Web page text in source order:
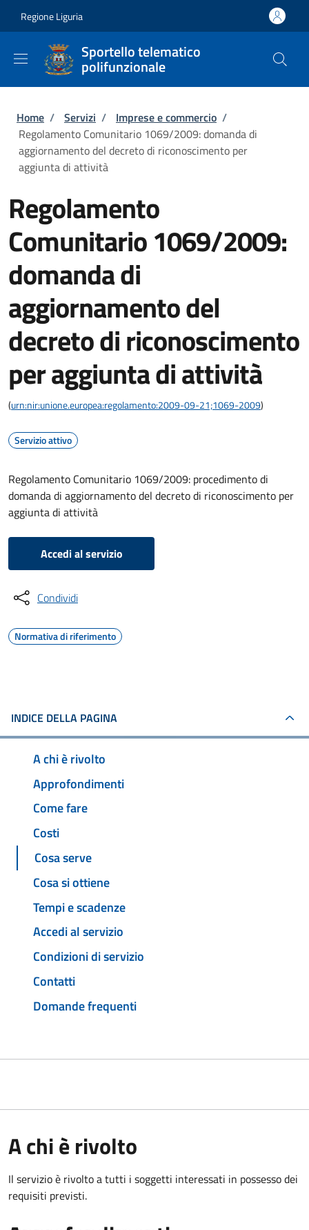
Regione Liguria
Sportello telematico
polifunzionale
Briciole di pane
Home / Servizi / Imprese e commercio /
Regolamento Comunitario 1069/2009: domanda di
aggiornamento del decreto di riconoscimento per
aggiunta di attività
Regolamento
Comunitario 1069/2009:
domanda di
aggiornamento del
decreto di riconoscimento
per aggiunta di attività
(urn:nir:unione.europea:regolamento:2009-09-21;1069-2009)
Servizio attivo
Regolamento Comunitario 1069/2009: procedimento di
domanda di aggiornamento del decreto di riconoscimento per
aggiunta di attività
Accedi al servizio
Condividi
Normativa di riferimento
INDICE DELLA PAGINA
A chi è rivolto
Approfondimenti
Come fare
Costi
Cosa serve
Cosa si ottiene
Tempi e scadenze
Accedi al servizio
Condizioni di servizio
Contatti
Domande frequenti
A chi è rivolto
Il servizio è rivolto a tutti i soggetti interessati in possesso dei
requisiti previsti.